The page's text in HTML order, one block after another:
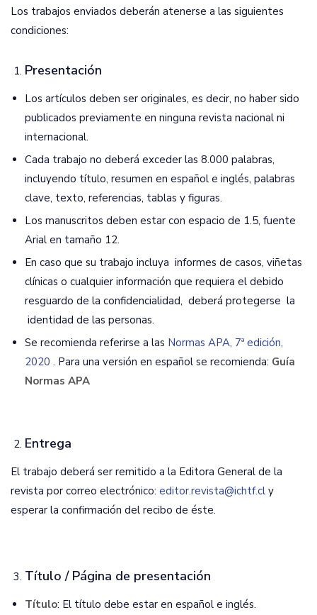
Los trabajos enviados deberán atenerse a las siguientes
condiciones:
Presentación
Los artículos deben ser originales, es decir, no haber sido
publicados previamente en ninguna revista nacional ni
internacional.
Cada trabajo no deberá exceder las 8.000 palabras,
incluyendo título, resumen en español e inglés, palabras
clave, texto, referencias, tablas y figuras.
Los manuscritos deben estar con espacio de 1.5, fuente
Arial en tamaño 12.
En caso que su trabajo incluya informes de casos, viñetas
clínicas o cualquier información que requiera el debido
resguardo de la confidencialidad, deberá protegerse la
identidad de las personas.
Se recomienda referirse a las Normas APA, 7ª edición,
2020 . Para una versión en español se recomienda: Guía
Normas APA
Entrega
El trabajo deberá ser remitido a la Editora General de la
revista por correo electrónico: editor.revista@ichtf.cl y
esperar la confirmación del recibo de éste.
Título / Página de presentación
Título: El título debe estar en español e inglés.